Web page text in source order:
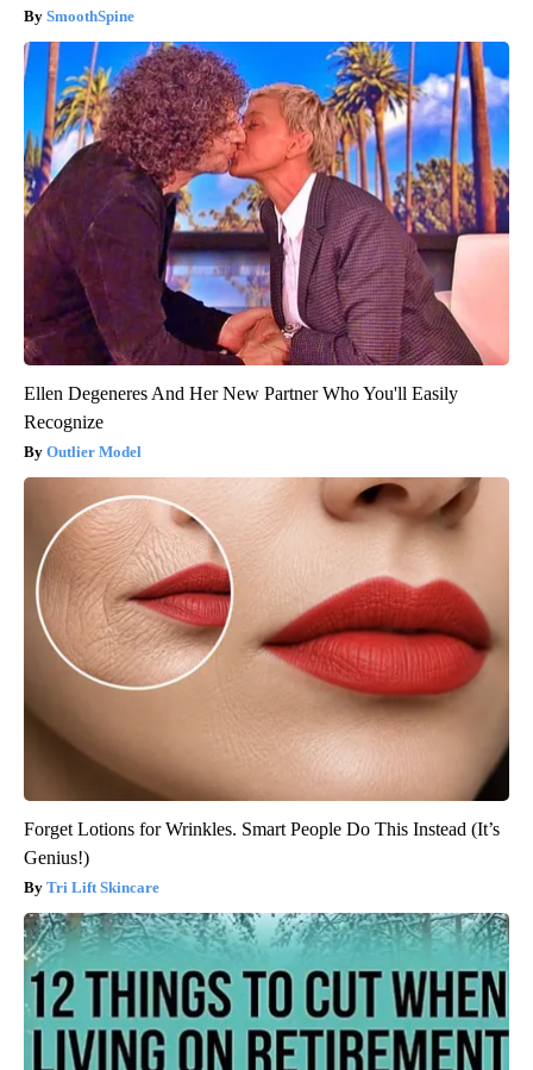
SmoothSpine
Ellen Degeneres And Her New Partner Who You'll Easily
Recognize
Outlier Model
Forget Lotions for Wrinkles. Smart People Do This Instead (It’s
Genius!)
Tri Lift Skincare